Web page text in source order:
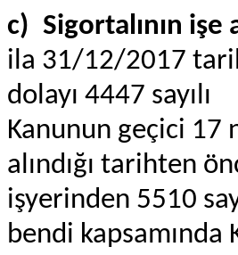
c) Sigortalının
ila 31/12/2017
dolayı 4447 sayılı
Kanunun geçici 17
alındığı tarihten
işyerinden 5510
bendi